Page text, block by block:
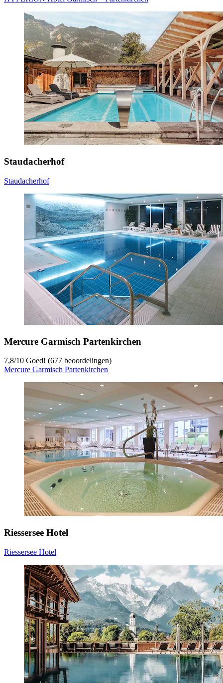
Staudacherhof
Staudacherhof
Mercure Garmisch Partenkirchen
7,8/10 Goed! (677 beoordelingen)
Mercure Garmisch Partenkirchen
Riessersee Hotel
Riessersee Hotel